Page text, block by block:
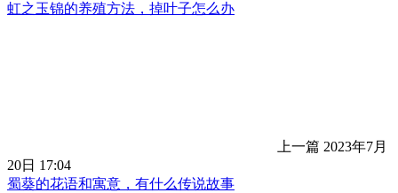
虹之玉锦的养殖方法，掉叶子怎么办
上一篇 2023年7月
20日 17:04
蜀葵的花语和寓意，有什么传说故事